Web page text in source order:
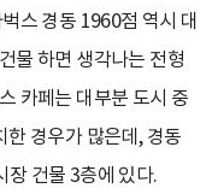
스 경동 1960점 역시 대
물 하면 생각나는 전형
카페는 대부분 도시 중
한 경우가 많은데, 경동
장 건물 3층에 있다.